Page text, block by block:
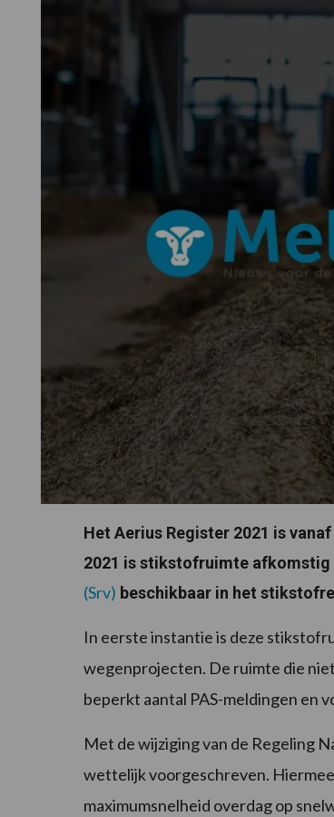
Het Aerius Register 2021 is
2021 is stikstofruimte afkomstig
(Srv) beschikbaar in het
In eerste instantie is deze
wegenprojecten. De ruimte die
beperkt aantal PAS-meldingen en
Met de wijziging van de Regeling
wettelijk voorgeschreven.
maximumsnelheid overdag op